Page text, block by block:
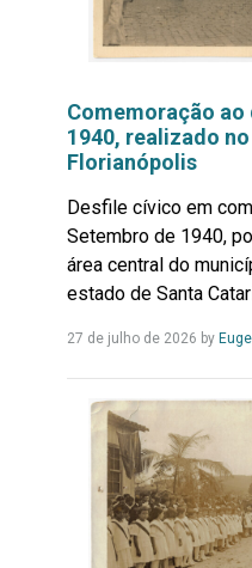
Comemoração ao
1940, realizado
Florianópolis
Desfile cívico em
Setembro de 1940,
área central do
estado de Santa
27 de julho de 2026 by